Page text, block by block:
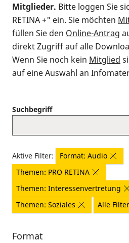
Mitglieder. Bitte loggen Sie
RETINA +" ein. Sie möchten
füllen Sie den Online-Antrag
direkt Zugriff auf alle
Wenn Sie noch kein Mitglied
auf eine Auswahl an
Suchbegriff
Aktive Filter:
Format: Audio
Themen: PRO RETINA
Themen: Interessenvertretung
Themen: Soziales
Alle
Format